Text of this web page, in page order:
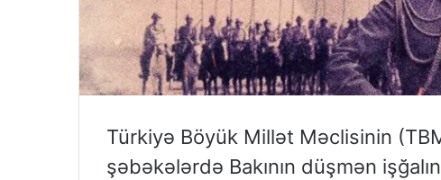
Türkiyə Böyük Millət Məclisinin
şəbəkələrdə Bakının düşmən